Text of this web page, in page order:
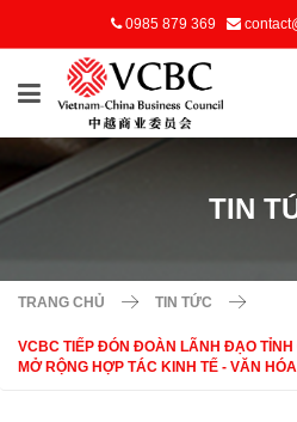
0985 879 369
TIN
TRANG CHỦ TIN TỨC
VCBC TIẾP ĐÓN ĐOÀN LÃNH ĐẠO TỈNH
MỞ RỘNG HỢP TÁC KINH TẾ - VĂN